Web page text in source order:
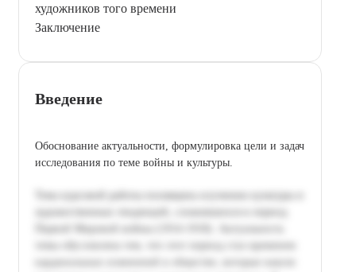
художников того времени
Заключение
Введение
Обоснование актуальности, формулировка цели и задач
исследования по теме войны и культуры.